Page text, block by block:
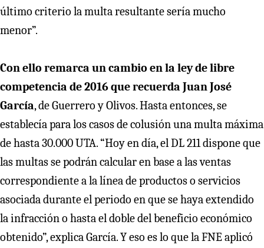
último criterio la multa resultante sería mucho
menor”.
Con ello remarca un cambio en la ley de libre
competencia de 2016 que recuerda Juan José
García, de Guerrero y Olivos. Hasta entonces, se
establecía para los casos de colusión una multa máxima
de hasta 30.000 UTA. “Hoy en día, el DL 211 dispone que
las multas se podrán calcular en base a las ventas
correspondiente a la línea de productos o servicios
asociada durante el periodo en que se haya extendido
la infracción o hasta el doble del beneficio económico
obtenido”, explica García. Y eso es lo que la FNE aplicó